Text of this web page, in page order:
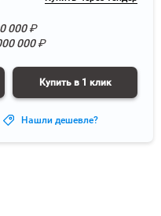
000₽
000₽
Купить в 1 клик
Нашли дешевле?